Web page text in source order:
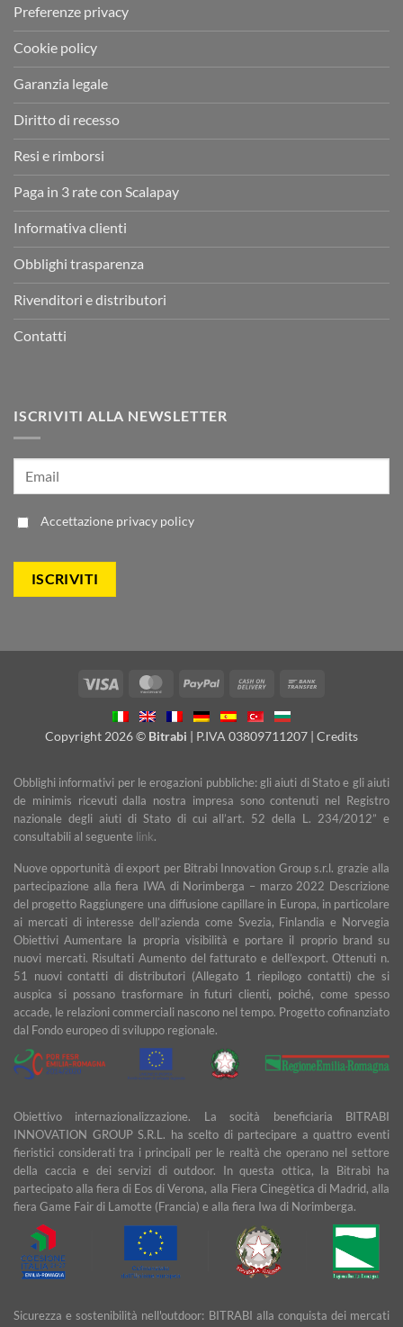
Preferenze privacy
Cookie policy
Garanzia legale
Diritto di recesso
Resi e rimborsi
Paga in 3 rate con Scalapay
Informativa clienti
Obblighi trasparenza
Rivenditori e distributori
Contatti
ISCRIVITI ALLA NEWSLETTER
Accettazione privacy policy
Visa MasterCardPayPal
Cash
Delivery
Copyright 2026 © Bitrabi | P.IVA 03809711207 | Credits
Obblighi informativi per le erogazioni pubbliche: gli aiuti di Stato e gli aiuti
de minimis ricevuti dalla nostra impresa sono contenuti nel Registro
nazionale degli aiuti di Stato di cui all’art. 52 della L. 234/2012” e
consultabili al seguente link.
Nuove opportunità di export per Bitrabi Innovation Group s.r.l. grazie alla
partecipazione alla fiera IWA di Norimberga – marzo 2022 Descrizione
del progetto Raggiungere una diffusione capillare in Europa, in particolare
ai mercati di interesse dell’azienda come Svezia, Finlandia e Norvegia
Obiettivi Aumentare la propria visibilità e portare il proprio brand su
nuovi mercati. Risultati Aumento del fatturato e dell’export. Ottenuti n.
51 nuovi contatti di distributori (Allegato 1 riepilogo contatti) che si
auspica si possano trasformare in futuri clienti, poiché, come spesso
accade, le relazioni commerciali nascono nel tempo. Progetto cofinanziato
dal Fondo europeo di sviluppo regionale.
Obiettivo internazionalizzazione. La socità beneficiaria BITRABI
INNOVATION GROUP S.R.L. ha scelto di partecipare a quattro eventi
fieristici considerati tra i principali per le realtà che operano nel settore
della caccia e dei servizi di outdoor. In questa ottica, la Bitrabì ha
partecipato alla fiera di Eos di Verona, alla Fiera Cinegètica di Madrid, alla
fiera Game Fair di Lamotte (Francia) e alla fiera Iwa di Norimberga.
Sicurezza e sostenibilità nell'outdoor: BITRABI alla conquista dei mercati